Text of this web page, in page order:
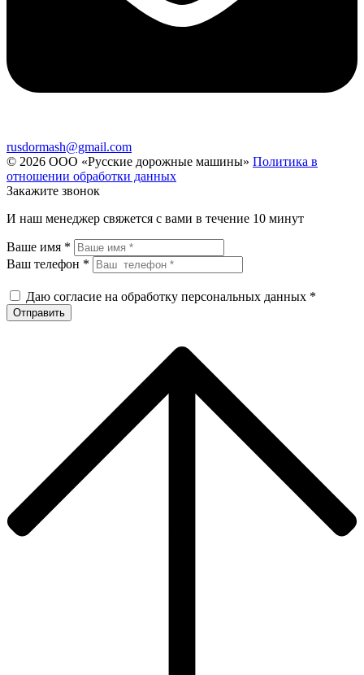
rusdormash@gmail.com
© 2026 ООО «Русские дорожные машины» Политика в
отношении обработки данных
Закажите звонок
И наш менеджер свяжется с вами в течение 10 минут
Ваше имя *
Ваш телефон *
Даю согласие на обработку персональных данных *